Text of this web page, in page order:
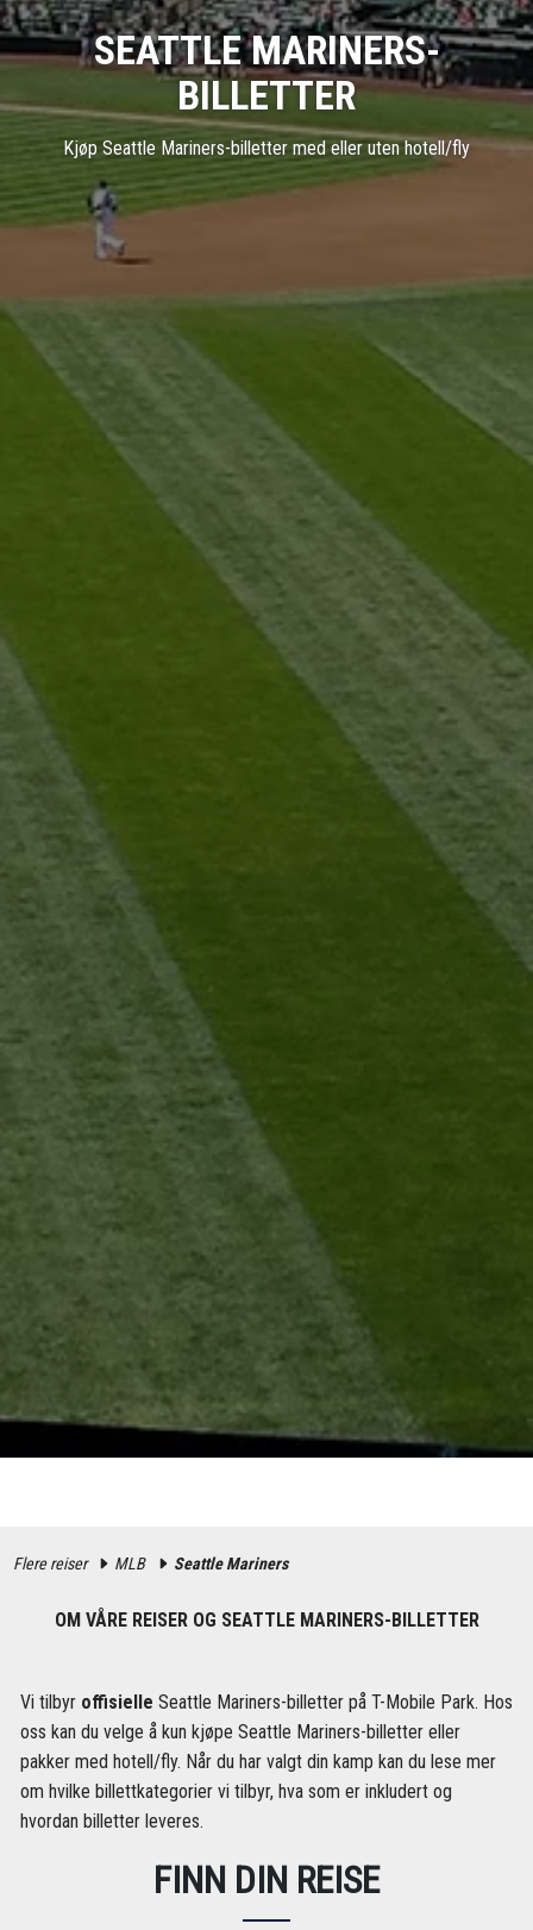
SEATTLE MARINERS-
BILLETTER
Kjøp Seattle Mariners-billetter med eller uten hotell/fly
Flere reiser MLB Seattle Mariners
OM VÅRE REISER OG SEATTLE MARINERS-BILLETTER
Vi tilbyr offisielle Seattle Mariners-billetter på T-Mobile Park. Hos
oss kan du velge å kun kjøpe Seattle Mariners-billetter eller
pakker med hotell/fly. Når du har valgt din kamp kan du lese mer
om hvilke billettkategorier vi tilbyr, hva som er inkludert og
hvordan billetter leveres.